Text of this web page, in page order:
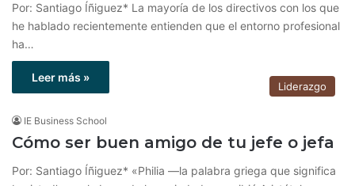
Por: Santiago Íñiguez* La mayoría de los directivos con los que
he hablado recientemente entienden que el entorno profesional
ha…
Leer más »
Liderazgo
IE Business School
Cómo ser buen amigo de tu jefe o jefa
Por: Santiago Íñiguez* «Philia —la palabra griega que significa